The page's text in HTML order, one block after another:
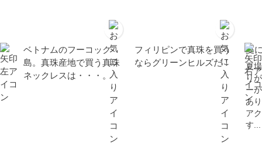
ベトナムのフーコック
島。真珠産地で買う真珠
ネックレスは・・・。
フィリピンで真珠を買う
ならグリーンヒルズだ！
夏
夏
り
ー
あ
ア
す...